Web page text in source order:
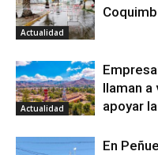
Actualidad
Actualidad
llaman a
apoyar
En